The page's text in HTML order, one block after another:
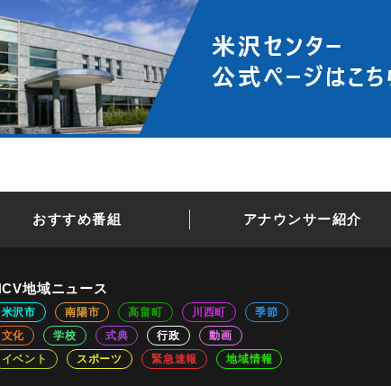
おすすめ番組 アナウンサー紹介
地域ニュース
米沢市 南陽市 高畠町 川西町
季節
文化
学校 式典 行政
動画
イベント
スポーツ 緊急速報 地域情報